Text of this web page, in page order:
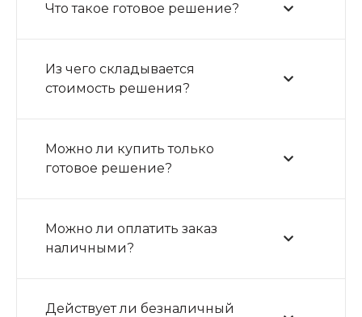
Что такое готовое решение?
Из чего складывается
стоимость решения?
Можно ли купить только
готовое решение?
Можно ли оплатить заказ
наличными?
Действует ли безналичный